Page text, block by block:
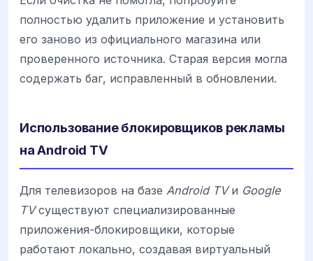
полностью удалить приложение и установить
его заново из официального магазина или
проверенного источника. Старая версия могла
содержать баг, исправленный в обновлении.
Использование блокировщиков рекламы
на Android TV
Для телевизоров на базе Android TVи Google
TVсуществуют специализированные
приложения-блокировщики, которые
работают локально, создавая виртуальный